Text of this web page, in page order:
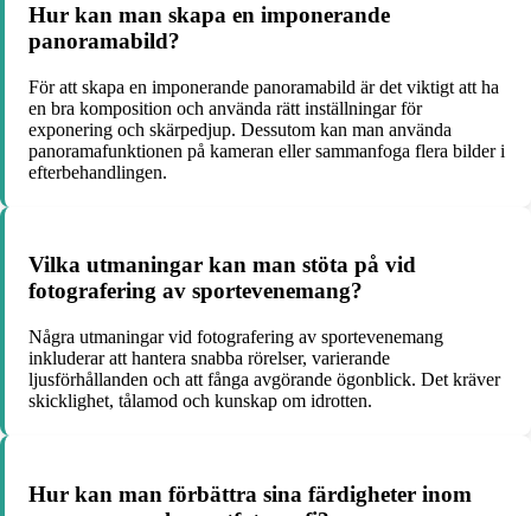
Hur kan man skapa en imponerande
panoramabild?
För att skapa en imponerande panoramabild är det viktigt att ha
en bra komposition och använda rätt inställningar för
exponering och skärpedjup. Dessutom kan man använda
panoramafunktionen på kameran eller sammanfoga flera bilder i
efterbehandlingen.
Vilka utmaningar kan man stöta på vid
fotografering av sportevenemang?
Några utmaningar vid fotografering av sportevenemang
inkluderar att hantera snabba rörelser, varierande
ljusförhållanden och att fånga avgörande ögonblick. Det kräver
skicklighet, tålamod och kunskap om idrotten.
Hur kan man förbättra sina färdigheter inom